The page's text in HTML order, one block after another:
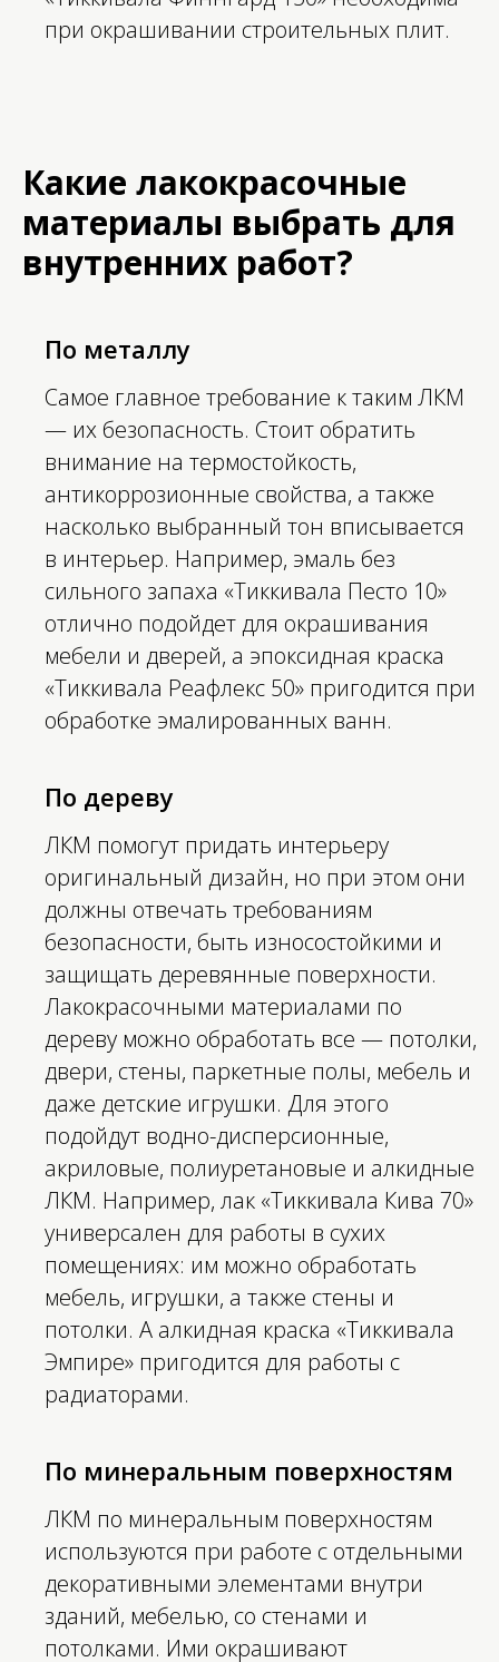
при окрашивании строительных плит.
Какие лакокрасочные
материалы выбрать для
внутренних работ?
По металлу
Самое главное требование к таким ЛКМ
— их безопасность. Стоит обратить
внимание на термостойкость,
антикоррозионные свойства, а также
насколько выбранный тон вписывается
в интерьер. Например, эмаль без
сильного запаха «Тиккивала Песто 10»
отлично подойдет для окрашивания
мебели и дверей, а эпоксидная краска
«Тиккивала Реафлекс 50» пригодится при
обработке эмалированных ванн.
По дереву
ЛКМ помогут придать интерьеру
оригинальный дизайн, но при этом они
должны отвечать требованиям
безопасности, быть износостойкими и
защищать деревянные поверхности.
Лакокрасочными материалами по
дереву можно обработать все — потолки,
двери, стены, паркетные полы, мебель и
даже детские игрушки. Для этого
подойдут водно-дисперсионные,
акриловые, полиуретановые и алкидные
ЛКМ. Например, лак «Тиккивала Кива 70»
универсален для работы в сухих
помещениях: им можно обработать
мебель, игрушки, а также стены и
потолки. А алкидная краска «Тиккивала
Эмпире» пригодится для работы с
радиаторами.
По минеральным поверхностям
ЛКМ по минеральным поверхностям
используются при работе с отдельными
декоративными элементами внутри
зданий, мебелью, со стенами и
потолками. Ими окрашивают